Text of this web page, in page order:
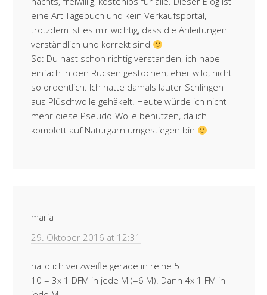
eine Art Tagebuch und kein Verkaufsportal,
trotzdem ist es mir wichtig, dass die Anleitungen
verständlich und korrekt sind
So: Du hast schon richtig verstanden, ich habe
einfach in den Rücken gestochen, eher wild, nicht
so ordentlich. Ich hatte damals lauter Schlingen
aus Plüschwolle gehäkelt. Heute würde ich nicht
mehr diese Pseudo-Wolle benutzen, da ich
komplett auf Naturgarn umgestiegen bin
maria
29. Oktober 2016 at 12:31
hallo ich verzweifle gerade in reihe 5
10 = 3x 1 DFM in jede M (=6 M). Dann 4x 1 FM in